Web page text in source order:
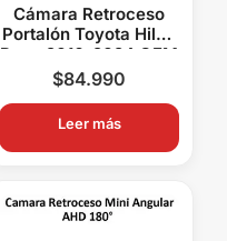
Cámara Retroceso
Portalón Toyota Hilux
Revo 2016-2024 OEM
Visión Panorámica
$84.990
Leer más